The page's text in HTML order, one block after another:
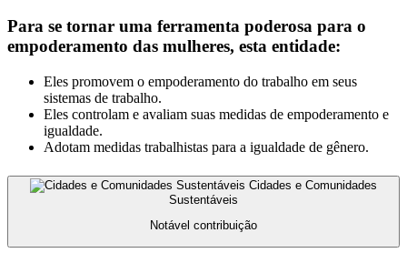
Para se tornar uma ferramenta poderosa para o
empoderamento das mulheres, esta entidade:
Eles promovem o empoderamento do trabalho em seus
sistemas de trabalho.
Eles controlam e avaliam suas medidas de empoderamento e
igualdade.
Adotam medidas trabalhistas para a igualdade de gênero.
Cidades e Comunidades
Sustentáveis
Notável contribuição